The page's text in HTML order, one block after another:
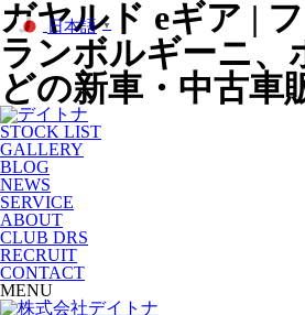
ガヤルド eギア |
ランボルギーニ、
どの新車・中古車
STOCK LIST
GALLERY
BLOG
NEWS
SERVICE
ABOUT
CLUB DRS
RECRUIT
CONTACT
MENU
日本語 ▼